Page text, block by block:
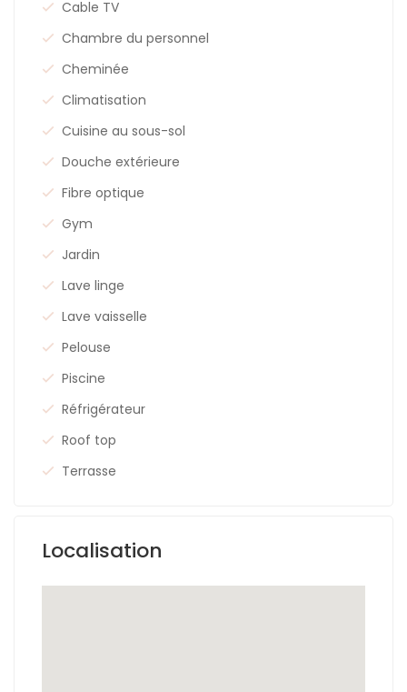
Cable TV
Chambre du personnel
Cheminée
Climatisation
Cuisine au sous-sol
Douche extérieure
Fibre optique
Gym
Jardin
Lave linge
Lave vaisselle
Pelouse
Piscine
Réfrigérateur
Roof top
Terrasse
Localisation